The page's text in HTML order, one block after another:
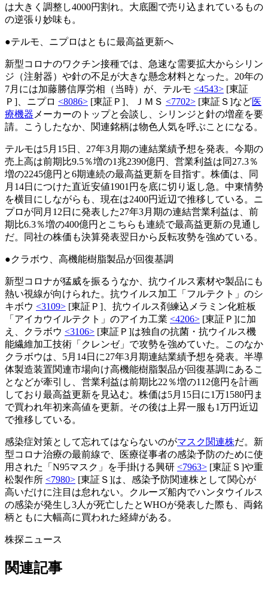
は大きく調整し4000円割れ。大底圏で売り込まれているもの
の逆張り妙味も。
●テルモ、ニプロはともに最高益更新へ
新型コロナのワクチン接種では、急速な需要拡大からシリン
ジ（注射器）や針の不足が大きな懸念材料となった。20年の
7月には加藤勝信厚労相（当時）が、テルモ <4543> [東証
Ｐ]、ニプロ <8086> [東証Ｐ]、ＪＭＳ <7702> [東証Ｓ]など医
療機器 メーカーのトップと会談し、シリンジと針の増産を要
請。こうしたなか、関連銘柄は物色人気を呼ぶことになる。
テルモは5月15日、27年3月期の連結業績予想を発表。今期の
売上高は前期比9.5％増の1兆2390億円、営業利益は同27.3％
増の2245億円と6期連続の最高益更新を目指す。株価は、同
月14日につけた直近安値1901円を底に切り返し急。中東情勢
を横目にしながらも、現在は2400円近辺で推移している。ニ
プロが同月12日に発表した27年3月期の連結営業利益は、前
期比6.3％増の400億円とこちらも連続で最高益更新の見通し
だ。同社の株価も決算発表翌日から反転攻勢を強めている。
●クラボウ、高機能樹脂製品が回復基調
新型コロナが猛威を振るうなか、抗ウイルス素材や製品にも
熱い視線が向けられた。抗ウイルス加工「フルテクト」のシ
キボウ <3109> [東証Ｐ]、抗ウイルス剤練込メラミン化粧板
「アイカウイルテクト」のアイカ工業 <4206> [東証Ｐ]に加
え、クラボウ <3106> [東証Ｐ]は独自の抗菌・抗ウイルス機
能繊維加工技術「クレンゼ」で攻勢を強めていた。このなか
クラボウは、5月14日に27年3月期連結業績予想を発表。半導
体製造装置関連市場向け高機能樹脂製品が回復基調にあるこ
となどが牽引し、営業利益は前期比22％増の112億円を計画
しており最高益更新を見込む。株価は5月15日に1万1580円ま
で買われ年初来高値を更新。その後は上昇一服も1万円近辺
で推移している。
感染症対策として忘れてはならないのがマスク関連株だ。新
型コロナ治療の最前線で、医療従事者の感染予防のために使
用された「N95マスク」を手掛ける興研 <7963> [東証Ｓ]や重
松製作所 <7980> [東証Ｓ]は、感染予防関連株として関心が
高いだけに注目は怠れない。クルーズ船内でハンタウイルス
の感染が発生し3人が死亡したとWHOが発表した際も、両銘
柄ともに大幅高に買われた経緯がある。
株探ニュース
関連記事